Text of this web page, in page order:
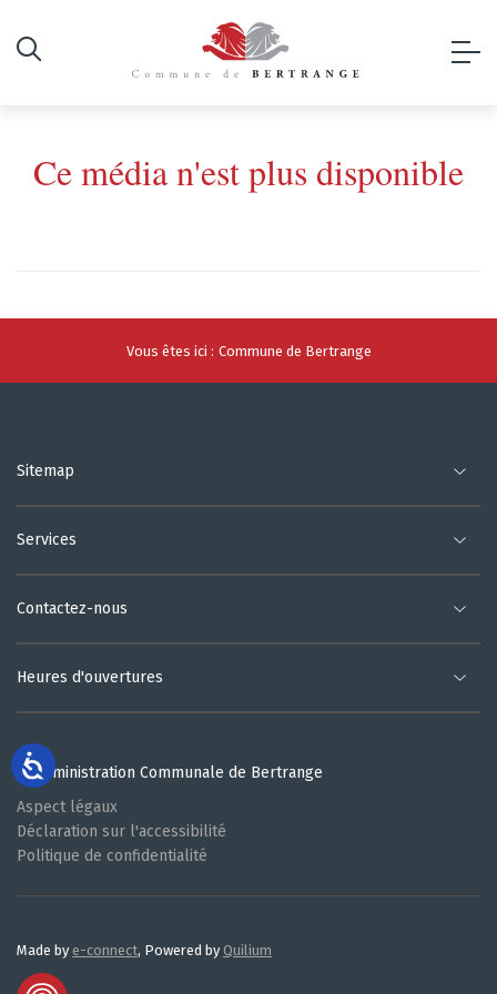
Ce média n'est plus disponible
Vous êtes ici : Commune de Bertrange
Sitemap
Services
Contactez-nous
Heures d'ouvertures
© Administration Communale de Bertrange
Aspect légaux
Déclaration sur l'accessibilité
Politique de confidentialité
Made by e-connect, Powered by Quilium